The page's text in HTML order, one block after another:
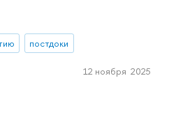
постдоки
12 ноября 2025